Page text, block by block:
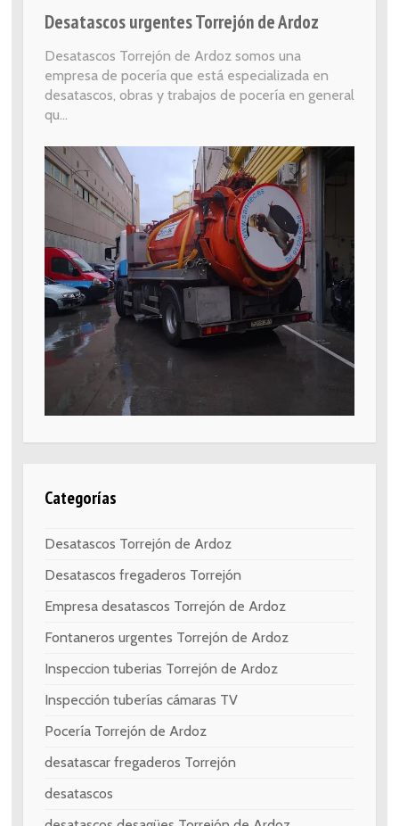
Desatascos urgentes Torrejón de Ardoz
Desatascos Torrejón de Ardoz somos una
empresa de pocería que está especializada en
desatascos, obras y trabajos de pocería en general
qu...
Categorías
Desatascos Torrejón de Ardoz
Desatascos fregaderos Torrejón
Empresa desatascos Torrejón de Ardoz
Fontaneros urgentes Torrejón de Ardoz
Inspeccion tuberias Torrejón de Ardoz
Inspección tuberías cámaras TV
Pocería Torrejón de Ardoz
desatascar fregaderos Torrejón
desatascos